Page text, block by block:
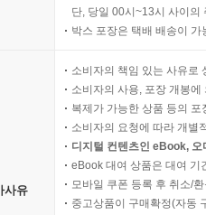
시작되었고, 목축과 농경과
시작되었다. 언어와 문자 역시
이고 충격적인 주장을 읽는 과
여행의 과정이기도 하다. 우
되지 않는다.
한 고대 문명 가운데 가장 발
그 실용성과 과학적 설계에서
이해하기 어렵지만) 남반구의
단, 당일 00시~13시 사이의
박스 포장은 택배 배송이
사유
소비자의 책임 있는 사유로
소비자의 사용, 포장 개봉
복제가 가능한 상품 등의
소비자의 요청에 따라 개별
디지털 컨텐츠인 eBook,
eBook 대여 상품은 대여 기
모바일 쿠폰 등록 후 취소/
중고상품이 구매확정(자동